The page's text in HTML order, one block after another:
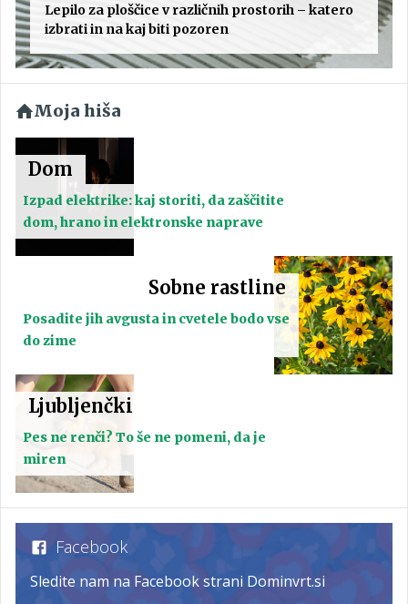
Lepilo za ploščice v različnih prostorih – katero
izbrati in na kaj biti pozoren
Moja hiša
Dom
Izpad elektrike: kaj storiti, da zaščitite
dom, hrano in elektronske naprave
Sobne rastline
Posadite jih avgusta in cvetele bodo vse
do zime
Ljubljenčki
Pes ne renči? To še ne pomeni, da je
miren
Facebook
Sledite nam na Facebook strani Dominvrt.si